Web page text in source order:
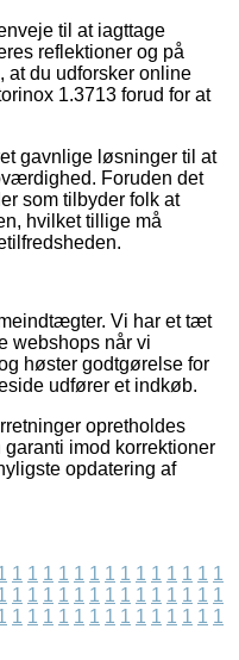
til at iagttage
reflektioner og på
at du udforsker online
1.3713 forud for at
gavnlige løsninger til at
Foruden det
som tilbyder folk at
hvilket tillige må
Vi har et tæt
webshops når vi
høster godtgørelse for
udfører et indkøb.
opretholdes
imod korrektioner
opdatering af
1 1 1 1 1 1 1 1 1 1 1 1 1 1
1 1 1 1 1 1 1 1 1 1 1 1 1 1
1 1 1 1 1 1 1 1 1 1 1 1 1 1